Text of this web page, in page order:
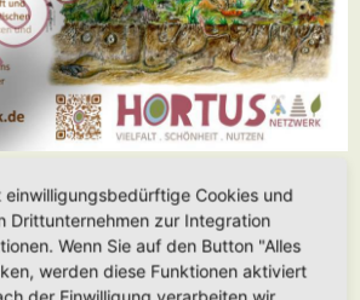
einwilligungsbedürftige Cookies und
Drittunternehmen zur Integration
Wenn Sie auf den Button "Alles
werden diese Funktionen aktiviert